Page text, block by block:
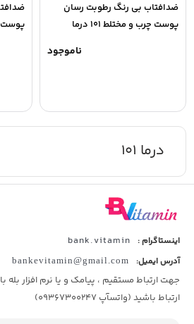
ضدافتاب بی رنگ رطوبت رسان
پوست چرب و مختلط 101 درما
ناموجود
پوست
درما 101
اینستاگرام : bank.vitamin
آدرس ایمیل: bankevitamin@gmail.com
ارتباط باشید (واتسآپ 09367300247)